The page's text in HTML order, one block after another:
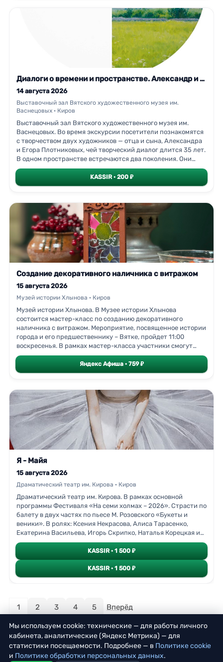
Мы используем cookie: технические — для работы личного
кабинета, аналитические (Яндекс Метрика) — для
статистики посещаемости. Подробнее — в Политике cookie
и Политике обработки персональных данных.
которые зрителю предлагается заполнить самому. Одна из
работ написана специально к выставке. В центре —
инсталляция «Юный художник».В зале Александра
Георгиевича Плотникова к 90-летию художника показана
новая серия: более 90 пейзажей, созданных за последние
пять лет. Выставка — о пути, о возвращении к себе и о том,
что разговор между поколениями продолжается и за
Диалоги о времени и пространстве. Александр и Егор Плотниковы. Экскурсия
14 августа 2026
Выставочный зал Вятского художественного музея им.
Васнецовых · Киров
Выставочный зал Вятского художественного музея им.
Васнецовых. Во время экскурсии посетители познакомятся
с творчеством двух художников — отца и сына, Александра
и Егора Плотниковых, чей творческий диалог длится 35 лет.
В одном пространстве встречаются два поколения. Они
говорят об одном — о родной вятской земле, о памяти, о
времени, — но каждый своим голосом.В зале Егора
Плотникова представлены одиннадцать широкоформатных
которые зрителю предлагается заполнить самому. Одна из
работ написана специально к выставке. В центре —
инсталляция «Юный художник».В зале Александра
Георгиевича Плотникова к 90-летию художника показана
новая серия: более 90 пейзажей, созданных за последние
пять лет.Для групп от 5
KASSIR · 200 ₽
Создание декоративного наличника с витражом
15 августа 2026
Музей истории Хлынова · Киров
Музей истории Хлынова. В Музее истории Хлынова
состоится мастер-класс по созданию декоративного
наличника с витражом. Мероприятие, посвященное истории
города и его предшественнику – Вятке, пройдет 11:00
воскресенья. В рамках мастер-класса участники смогут
прикоснуться к традициям и узнать больше о коллекциях
музея, основанных на увлечении Валерия Ивановича
Федяева Вятским краем. Место проведения – историческая
экскурсионных маршрутов.
Яндекс Афиша · 759 ₽
Я - Майя
15 августа 2026
Драматический театр им. Кирова · Киров
Драматический театр им. Кирова. В рамках основной
программы Фестиваля «На семи холмах – 2026». Страсти по
балету в двух частях по пьесе М. Розовского «Букеты и
веники». В ролях: Ксения Некрасова, Алиса Тарасенко,
Екатерина Васильева, Игорь Скрипко, Наталья Корецкая и
другие15 августа (суббота) на основной сцене Кировского
драмтеатра состоится показ спектакля «Я – Майя» по пьесе
М. Розовского «Букеты и веники», посвященного
величайшей балерине XX века Майе Плисецкой.В мире
искусства всегда есть место большим деньгам и амбициям.
искусства.Марк Розовский, художественный руководитель
Московского театра «У Никитинских ворот», о спектакле: «–
Пьеса «Я – Майя» имеет важный подзаголовок – «страсти по
балету». То есть это драма, сыгранная в драматическом
жанре артистами именно драматического театра. Это ни в
коем случае не балетный спектакль. Другое дело, нам
хотелось передать атмосферу балетного мира, в котором
KASSIR · 1 500 ₽
KASSIR · 1 500 ₽
1 2 3 4 5 Вперёд